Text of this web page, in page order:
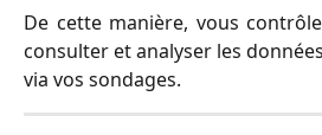
De cette manière, vous
consulter et analyser les
via vos sondages.